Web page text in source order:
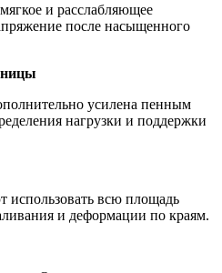
и расслабляющее
после насыщенного
усилена пенным
нагрузки и поддержки
использовать всю площадь
и деформации по краям.